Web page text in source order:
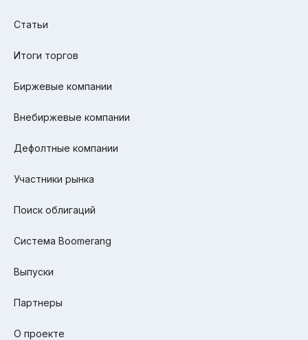
Статьи
Итоги торгов
Биржевые компании
Внебиржевые компании
Дефолтные компании
Участники рынка
Поиск облигаций
Система Boomerang
Выпуски
Партнеры
О проекте